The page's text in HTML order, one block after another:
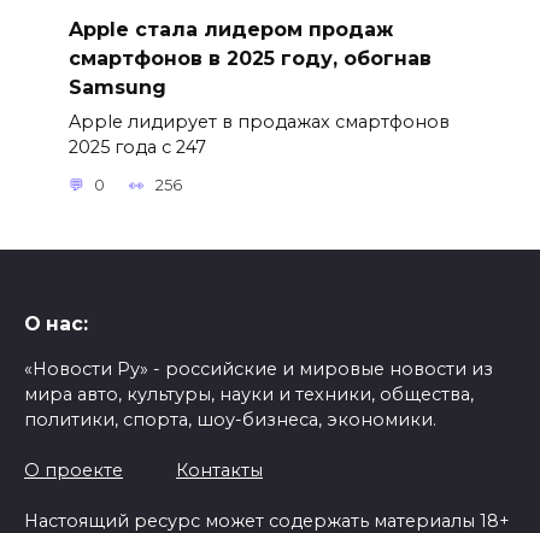
Apple стала лидером продаж
смартфонов в 2025 году, обогнав
Samsung
Apple лидирует в продажах смартфонов
2025 года с 247
0 256
О нас:
«Новости Ру» - российские и мировые новости из
мира авто, культуры, науки и техники, общества,
политики, спорта, шоу-бизнеса, экономики.
О проекте Контакты
Настоящий ресурс может содержать материалы 18+